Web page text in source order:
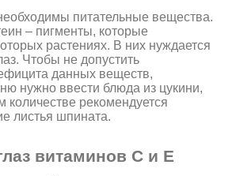
питательные вещества.
– пигменты, которые
растениях. В них нуждается
Чтобы не допустить
данных веществ,
нужно ввести блюда из цукини,
рекомендуется
листья шпината.
витаминов C и E